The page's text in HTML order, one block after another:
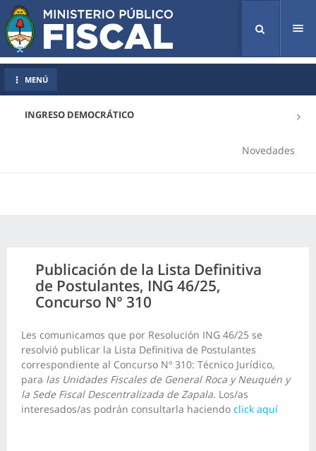
INGRESO DEMOCRÁTICO
Novedades
MENÚ
Publicación de la Lista Definitiva
de Postulantes, ING 46/25,
Concurso N° 310
Les comunicamos que por Resolución ING 46/25 se
resolvió publicar la Lista Definitiva de Postulantes
correspondiente al Concurso Nº 310: Técnico Jurídico,
para las Unidades Fiscales de General Roca y Neuquén y
la Sede Fiscal Descentralizada de Zapala. Los/as
interesados/as podrán consultarla haciendo click aquí